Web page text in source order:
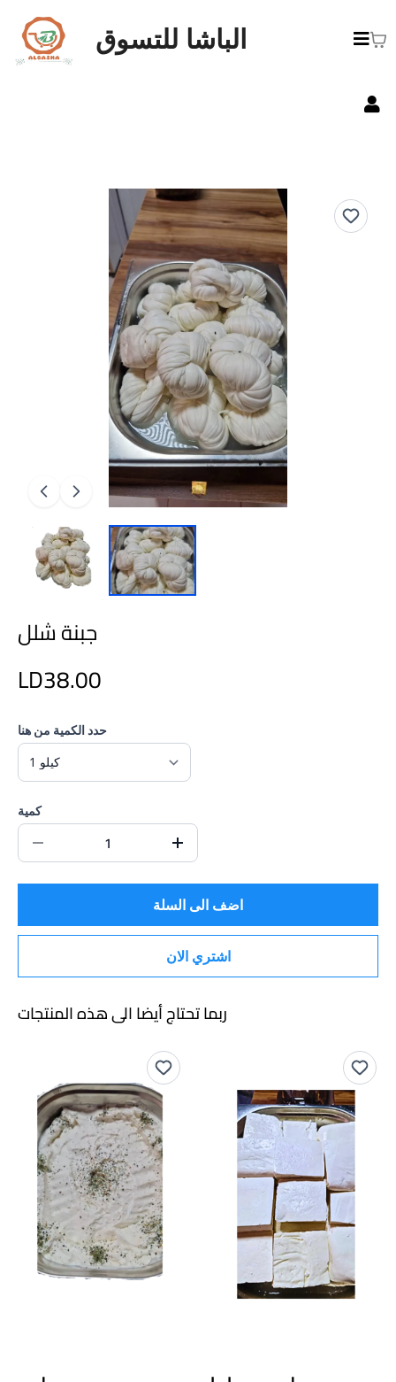
الباشا للتسوق
جبنة شلل
LD38.00
حدد الكمية من هنا
كمية
اضف الى السلة
اشتري الان
ربما تحتاج أيضا الى هذه المنتجات